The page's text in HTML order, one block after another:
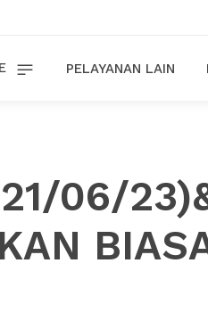
PELAYANAN LAIN
06/